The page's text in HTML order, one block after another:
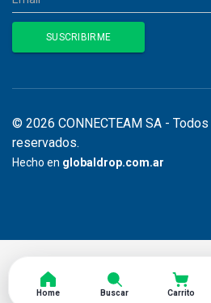
© 2026 CONNECTEAM SA -
reservados.
Hecho en globaldrop.com.ar
Home Buscar Carrito